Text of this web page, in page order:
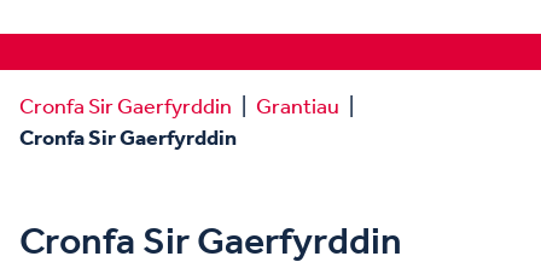
Cronfa Sir Gaerfyrddin Grantiau
Cronfa Sir Gaerfyrddin
Cronfa Sir Gaerfyrddin